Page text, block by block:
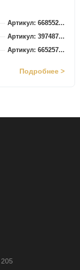
Артикул: 668552...
Артикул: 397487...
Артикул: 665257...
Подробнее >